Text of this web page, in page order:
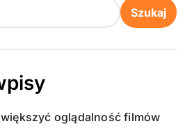
Szukaj
oglądalność filmów